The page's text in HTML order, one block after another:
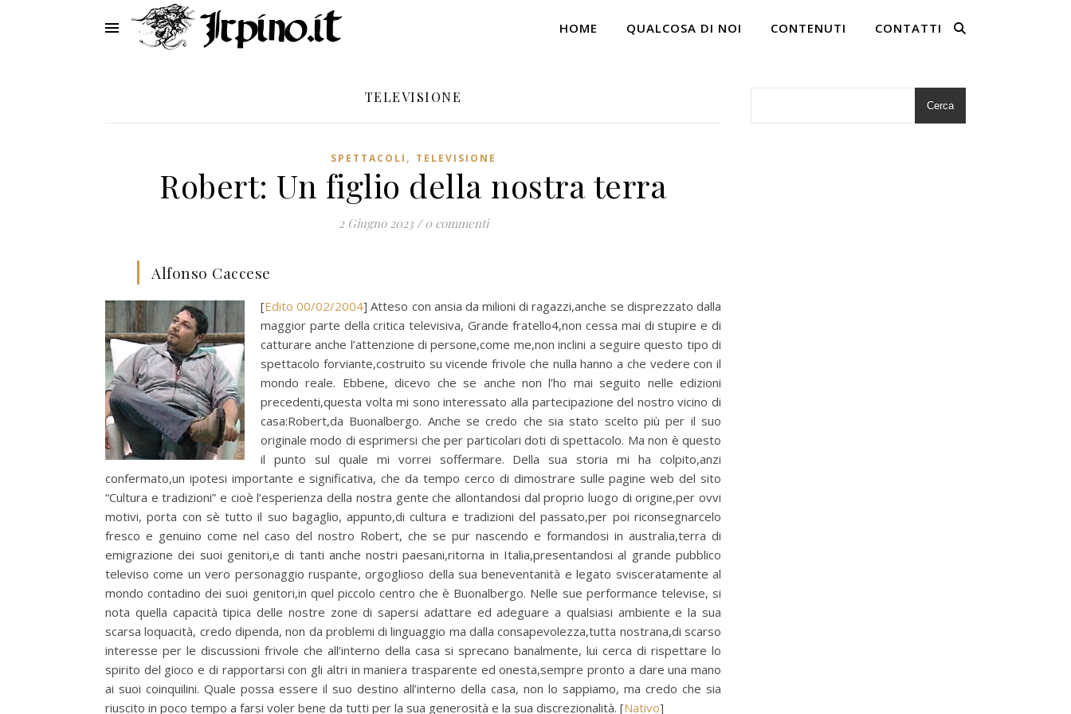
HOME QUALCOSA DI NOI CONTENUTI CONTATTI
TELEVISIONE
SPETTACOLI , TELEVISIONE
Robert: Un figlio della nostra terra
2 Giugno 2023 / 0 commenti
Alfonso Caccese
[Edito 00/02/2004] Atteso con ansia da milioni di ragazzi,anche se disprezzato dalla
maggior parte della critica televisiva, Grande fratello4,non cessa mai di stupire e di
catturare anche l’attenzione di persone,come me,non inclini a seguire questo tipo di
spettacolo forviante,costruito su vicende frivole che nulla hanno a che vedere con il
mondo reale. Ebbene, dicevo che se anche non l’ho mai seguito nelle edizioni
precedenti,questa volta mi sono interessato alla partecipazione del nostro vicino di
casa:Robert,da Buonalbergo. Anche se credo che sia stato scelto più per il suo
originale modo di esprimersi che per particolari doti di spettacolo. Ma non è questo
il punto sul quale mi vorrei soffermare. Della sua storia mi ha colpito,anzi
confermato,un ipotesi importante e significativa, che da tempo cerco di dimostrare sulle pagine web del sito
“Cultura e tradizioni” e cioè l’esperienza della nostra gente che allontandosi dal proprio luogo di origine,per ovvi
motivi, porta con sè tutto il suo bagaglio, appunto,di cultura e tradizioni del passato,per poi riconsegnarcelo
fresco e genuino come nel caso del nostro Robert, che se pur nascendo e formandosi in australia,terra di
emigrazione dei suoi genitori,e di tanti anche nostri paesani,ritorna in Italia,presentandosi al grande pubblico
televiso come un vero personaggio ruspante, orgoglioso della sua beneventanità e legato svisceratamente al
mondo contadino dei suoi genitori,in quel piccolo centro che è Buonalbergo. Nelle sue performance televise, si
nota quella capacità tipica delle nostre zone di sapersi adattare ed adeguare a qualsiasi ambiente e la sua
scarsa loquacità, credo dipenda, non da problemi di linguaggio ma dalla consapevolezza,tutta nostrana,di scarso
interesse per le discussioni frivole che all’interno della casa si sprecano banalmente, lui cerca di rispettare lo
spirito del gioco e di rapportarsi con gli altri in maniera trasparente ed onesta,sempre pronto a dare una mano
ai suoi coinquilini. Quale possa essere il suo destino all’interno della casa, non lo sappiamo, ma credo che sia
riuscito in poco tempo a farsi voler bene da tutti per la sua generosità e la sua discrezionalità. [Nativo]
Cerca